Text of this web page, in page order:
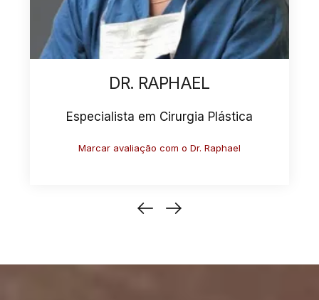
DR. ANTONIO
Especialista em Cirurgia Plástica
Marcar avaliação com o Dr. Antonio